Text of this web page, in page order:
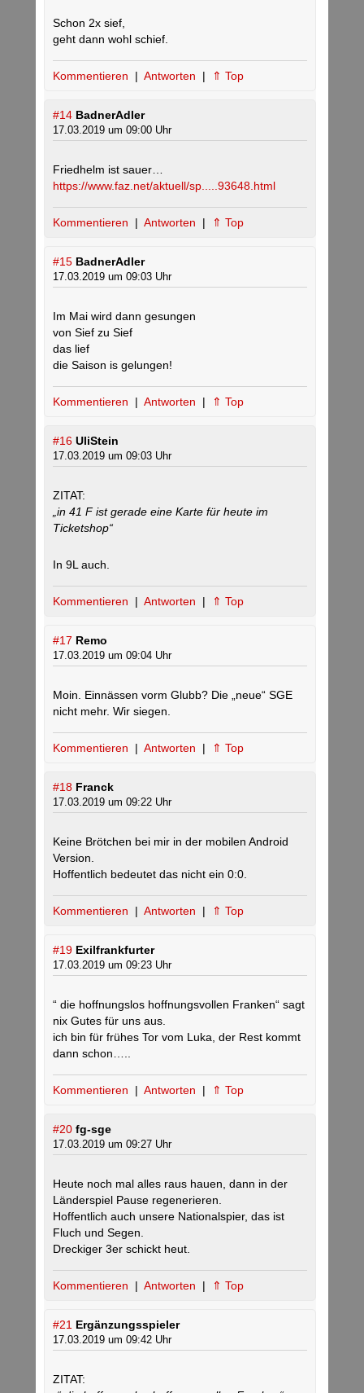
Schon 2x sief,
geht dann wohl schief.
Kommentieren | Antworten | ⇑ Top
#14 BadnerAdler
17.03.2019 um 09:00 Uhr
Friedhelm ist sauer…
https://www.faz.net/aktuell/sp.....93648.html
Kommentieren | Antworten | ⇑ Top
#15 BadnerAdler
17.03.2019 um 09:03 Uhr
Im Mai wird dann gesungen
von Sief zu Sief
das lief
die Saison is gelungen!
Kommentieren | Antworten | ⇑ Top
#16 UliStein
17.03.2019 um 09:03 Uhr
ZITAT:
„in 41 F ist gerade eine Karte für heute im
Ticketshop“
In 9L auch.
Kommentieren | Antworten | ⇑ Top
#17 Remo
17.03.2019 um 09:04 Uhr
Moin. Einnässen vorm Glubb? Die „neue“ SGE
nicht mehr. Wir siegen.
Kommentieren | Antworten | ⇑ Top
#18 Franck
17.03.2019 um 09:22 Uhr
Keine Brötchen bei mir in der mobilen Android
Version.
Hoffentlich bedeutet das nicht ein 0:0.
Kommentieren | Antworten | ⇑ Top
#19 Exilfrankfurter
17.03.2019 um 09:23 Uhr
“ die hoffnungslos hoffnungsvollen Franken“ sagt
nix Gutes für uns aus.
ich bin für frühes Tor vom Luka, der Rest kommt
dann schon…..
Kommentieren | Antworten | ⇑ Top
#20 fg-sge
17.03.2019 um 09:27 Uhr
Heute noch mal alles raus hauen, dann in der
Länderspiel Pause regenerieren.
Hoffentlich auch unsere Nationalspier, das ist
Fluch und Segen.
Dreckiger 3er schickt heut.
Kommentieren | Antworten | ⇑ Top
#21 Ergänzungsspieler
17.03.2019 um 09:42 Uhr
ZITAT: